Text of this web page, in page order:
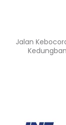
Jalan